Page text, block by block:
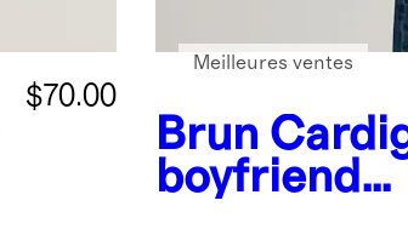
$70.00
Brun
boyfriend
Meilleures ventes